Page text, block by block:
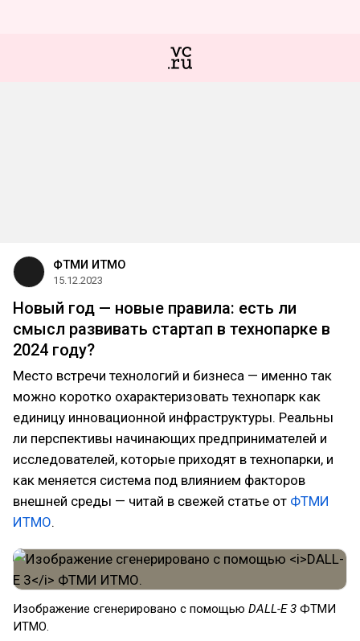
ФТМИ ИТМО
15.12.2023
Новый год — новые правила: есть ли
смысл развивать стартап в технопарке в
2024 году?
Место встречи технологий и бизнеса — именно так
можно коротко охарактеризовать технопарк как
единицу инновационной инфраструктуры. Реальны
ли перспективы начинающих предпринимателей и
исследователей, которые приходят в технопарки, и
как меняется система под влиянием факторов
внешней среды — читай в свежей статье от ФТМИ
ИТМО.
Изображение сгенерировано с помощью DALL-E 3 ФТМИ
ИТМО.